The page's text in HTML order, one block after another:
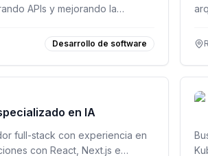
APIs y mejorando la
Desarrollo de software
en IA
full-stack con experiencia en
con React, Next.js e